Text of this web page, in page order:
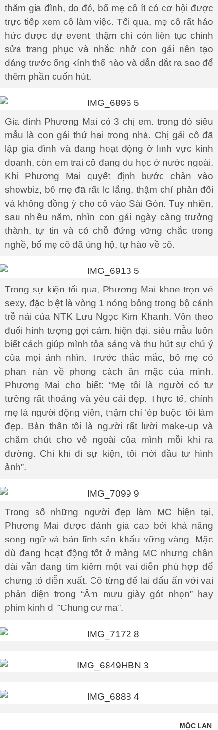
thăm gia đình, do đó, bố mẹ cô ít có cơ hội được
trực tiếp xem cô làm việc. Tối qua, mẹ cô rất háo
hức được dự event, thậm chí còn liên tục chỉnh
sửa trang phục và nhắc nhở con gái nên tạo
dáng trước ống kính thế nào và dẫn dắt ra sao để
thêm phần cuốn hút.
Gia đình Phương Mai có 3 chị em, trong đó siêu
mẫu là con gái thứ hai trong nhà. Chị gái cô đã
lập gia đình và đang hoạt động ở lĩnh vực kinh
doanh, còn em trai cô đang du học ở nước ngoài.
Khi Phương Mai quyết định bước chân vào
showbiz, bố mẹ đã rất lo lắng, thậm chí phản đối
và không đồng ý cho cô vào Sài Gòn. Tuy nhiên,
sau nhiều năm, nhìn con gái ngày càng trưởng
thành, tự tin và có chỗ đứng vững chắc trong
nghề, bố mẹ cô đã ủng hộ, tự hào về cô.
Trong sự kiện tối qua, Phương Mai khoe trọn vẻ
sexy, đặc biệt là vòng 1 nóng bỏng trong bộ cánh
trễ nải của NTK Lưu Ngọc Kim Khanh. Vốn theo
đuổi hình tượng gợi cảm, hiện đại, siêu mẫu luôn
biết cách giúp mình tỏa sáng và thu hút sự chú ý
của mọi ánh nhìn. Trước thắc mắc, bố mẹ có
phàn nàn về phong cách ăn mặc của mình,
Phương Mai cho biết: “Mẹ tôi là người có tư
tưởng rất thoáng và yêu cái đẹp. Thực tế, chính
mẹ là người động viên, thậm chí ‘ép buộc’ tôi làm
đẹp. Bản thân tôi là người rất lười make-up và
chăm chút cho vẻ ngoài của mình mỗi khi ra
đường. Chỉ khi đi sự kiện, tôi mới đầu tư hình
ảnh”.
Trong số những người đẹp làm MC hiện tại,
Phương Mai được đánh giá cao bởi khả năng
song ngữ và bản lĩnh sân khấu vững vàng. Mặc
dù đang hoạt động tốt ở mảng MC nhưng chân
dài vẫn đang tìm kiếm một vai diễn phù hợp để
chứng tỏ diễn xuất. Cô từng để lại dấu ấn với vai
phản diện trong “Âm mưu giày gót nhọn” hay
phim kinh dị “Chung cư ma”.
MỘC LAN